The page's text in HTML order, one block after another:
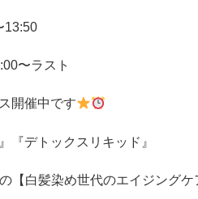
13:50
〜ラスト
開催中です
『デトックスリキッド』
【白髪染め世代のエイジング